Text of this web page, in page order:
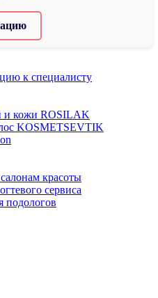
к специалисту
и кожи ROSILAK
KOSMETSEVTIK
красоты
сервиса
подологов